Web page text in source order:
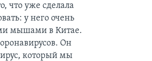
что уже сделала
у него очень
мышами в Китае.
Он
который мы